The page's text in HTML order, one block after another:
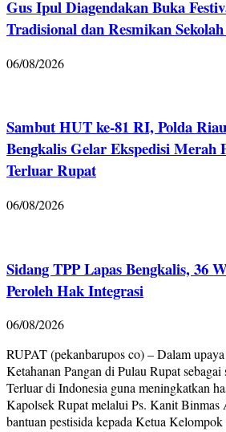
Gus Ipul Diagendakan Buka
Tradisional dan Resmikan
06/08/2026
Sambut HUT ke-81 RI, Polda
Bengkalis Gelar Ekspedisi Merah
Terluar Rupat
06/08/2026
Sidang TPP Lapas Bengkalis, 36
Peroleh Hak Integrasi
06/08/2026
RUPAT (pekanbarupos co) – Dalam
Ketahanan Pangan di Pulau Rupat sebagai
Terluar di Indonesia guna meningkatkan
Kapolsek Rupat melalui Ps. Kanit Binmas
bantuan pestisida kepada Ketua